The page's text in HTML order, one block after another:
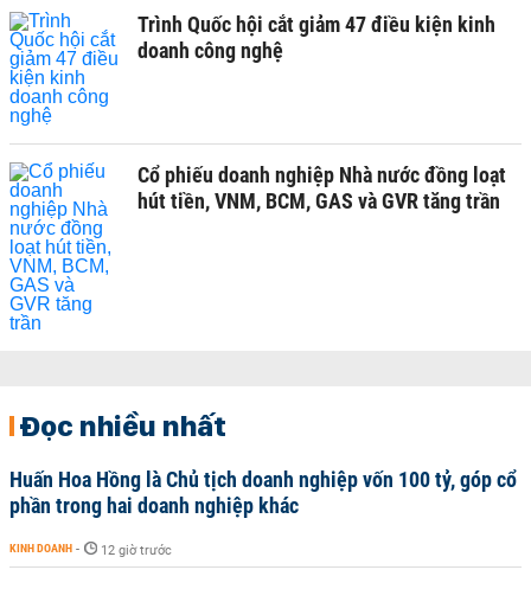
Trình Quốc hội cắt giảm 47 điều kiện kinh
doanh công nghệ
Cổ phiếu doanh nghiệp Nhà nước đồng loạt
hút tiền, VNM, BCM, GAS và GVR tăng trần
Đọc nhiều nhất
Huấn Hoa Hồng là Chủ tịch doanh nghiệp vốn 100 tỷ, góp cổ
phần trong hai doanh nghiệp khác
KINH DOANH - 12 giờ trước